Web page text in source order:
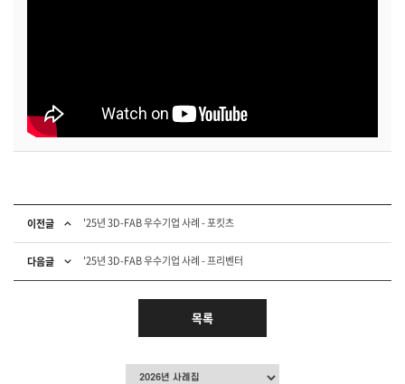
이전글 '25년 3D-FAB 우수기업 사례 - 포킷츠
다음글 '25년 3D-FAB 우수기업 사례 - 프리벤터
목록